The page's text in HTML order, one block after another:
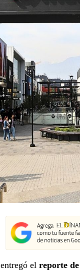
entregó el reporte de